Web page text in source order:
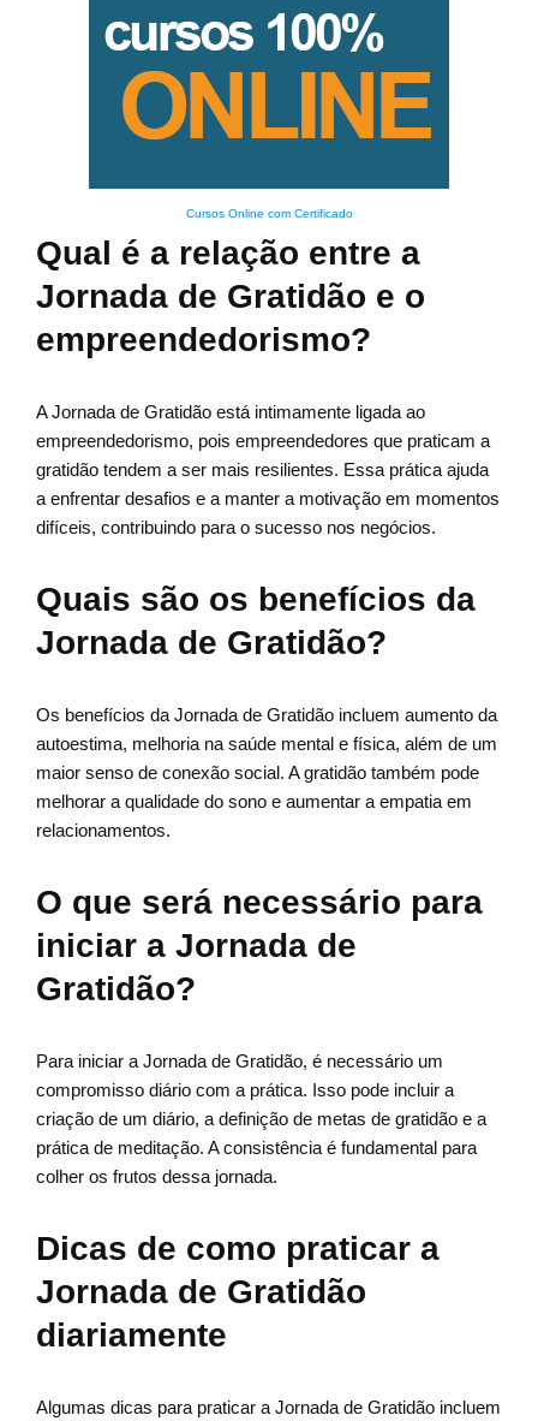
Cursos Online com Certificado
Qual é a relação entre a
Jornada de Gratidão e o
empreendedorismo?
A Jornada de Gratidão está intimamente ligada ao
empreendedorismo, pois empreendedores que praticam a
gratidão tendem a ser mais resilientes. Essa prática ajuda
a enfrentar desafios e a manter a motivação em momentos
difíceis, contribuindo para o sucesso nos negócios.
Quais são os benefícios da
Jornada de Gratidão?
Os benefícios da Jornada de Gratidão incluem aumento da
autoestima, melhoria na saúde mental e física, além de um
maior senso de conexão social. A gratidão também pode
melhorar a qualidade do sono e aumentar a empatia em
relacionamentos.
O que será necessário para
iniciar a Jornada de
Gratidão?
Para iniciar a Jornada de Gratidão, é necessário um
compromisso diário com a prática. Isso pode incluir a
criação de um diário, a definição de metas de gratidão e a
prática de meditação. A consistência é fundamental para
colher os frutos dessa jornada.
Dicas de como praticar a
Jornada de Gratidão
diariamente
Algumas dicas para praticar a Jornada de Gratidão incluem